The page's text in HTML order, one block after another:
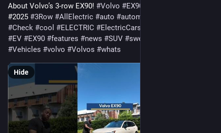
About Volvo’s 3-row EX90! #Volvo #EX90
#2025 #3Row #AllElectric #auto #automotive
#Check #cool #ELECTRIC #ElectricCars
#EV #EX90 #features #news #SUV #sweden
#Vehicles #volvo #Volvos #whats
Hide